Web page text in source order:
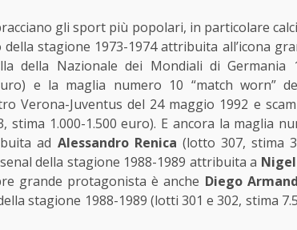
gli sport più popolari, in particolare
stagione 1973-1974 attribuita all’icona
della Nazionale dei Mondiali di
e la maglia numero 10 “match worn”
Verona-Juventus del 24 maggio 1992 e
stima 1.000-1.500 euro). E ancora la maglia
ad Alessandro Renica (lotto 307, stima
della stagione 1988-1989 attribuita a
grande protagonista è anche Diego
stagione 1988-1989 (lotti 301 e 302, stima